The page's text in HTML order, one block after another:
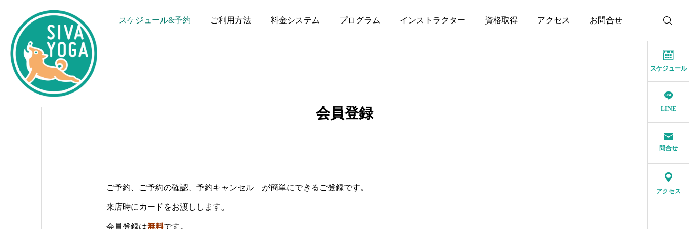
お知らせ スケジュール&予約 ご利用方法 料金システム プログラム インストラクター 資格取得 アクセス お問合せ
スケジュール
LINE
問合せ
アクセス
会員登録
ご予約、ご予約の確認、予約キャンセル が簡単にできるご登録です。
来店時にカードをお渡しします。
会員登録は無料です。